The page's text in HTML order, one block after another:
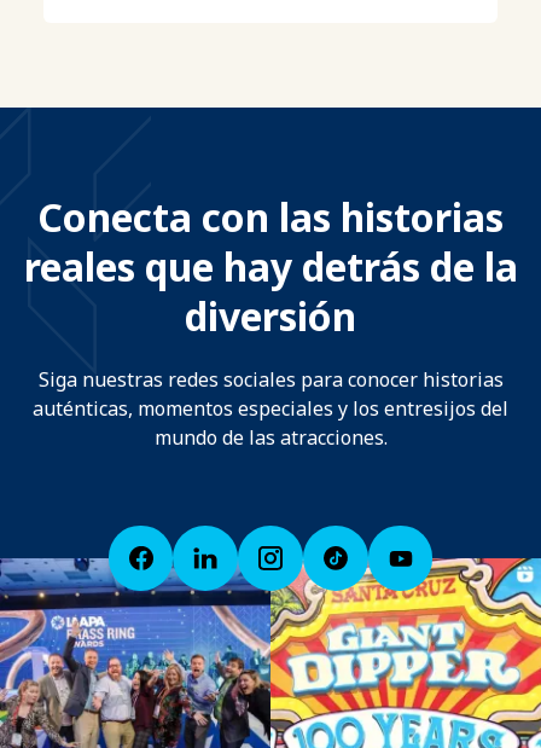
Conecta con las historias
reales que hay detrás de la
diversión
Siga nuestras redes sociales para conocer historias
auténticas, momentos especiales y los entresijos del
mundo de las atracciones.